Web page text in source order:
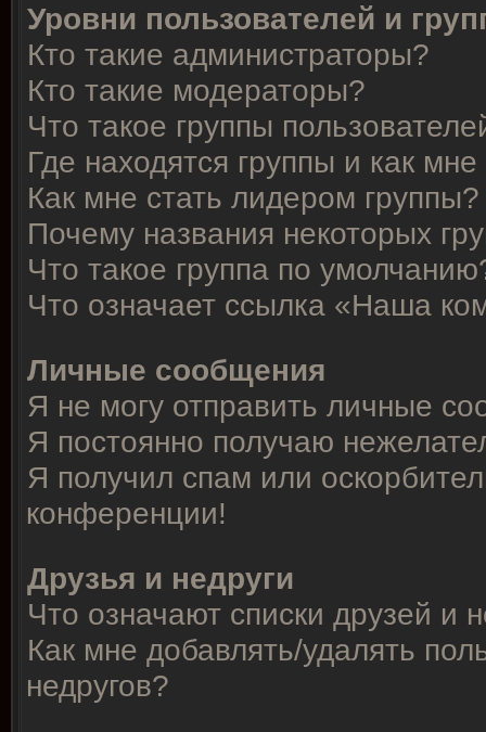
Уровни пользователей и
Кто такие администраторы?
Кто такие модераторы?
Что такое группы
Где находятся группы и как
Как мне стать лидером группы?
Почему названия некоторых
Что такое группа по
Что означает ссылка «Наша
Личные сообщения
Я не могу отправить личные
Я постоянно получаю
Я получил спам или
конференции!
Друзья и недруги
Что означают списки друзей и
Как мне добавлять/удалять
недругов?